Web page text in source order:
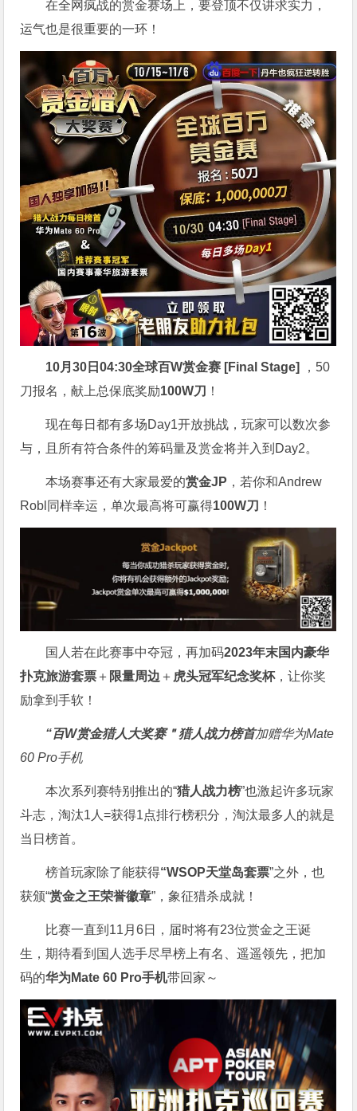
在全网疯战的赏金赛场上，要登顶不仅讲求实力，
运气也是很重要的一环！
10月30日04:30全球百W赏金赛 [Final Stage]
，50
刀报名，献上总保底奖励100W刀 ！
现在每日都有多场Day1开放挑战，玩家可以数次参
与，且所有符合条件的筹码量及赏金将并入到Day2。
本场赛事还有大家最爱的赏金JP ，若你和Andrew
Robl同样幸运，单次最高将可赢得100W刀 ！
国人若在此赛事中夺冠，再加码2023年末国内豪华
扑克旅游套票 ＋ 限量周边 ＋ 虎头冠军纪念奖杯，让你奖
励拿到手软！
“百W赏金猎人大奖赛＂猎人战力榜首加赠华为Mate
60 Pro手机
本次系列赛特别推出的“猎人战力榜”也激起许多玩家
斗志，淘汰1人=获得1点排行榜积分，淘汰最多人的就是
当日榜首。
榜首玩家除了能获得“WSOP天堂岛套票”之外，也
获颁“赏金之王荣誉徽章”，象征猎杀成就！
比赛一直到11月6日，届时将有23位赏金之王诞
生，期待看到国人选手尽早榜上有名、遥遥领先，把加
码的华为Mate 60 Pro手机带回家～